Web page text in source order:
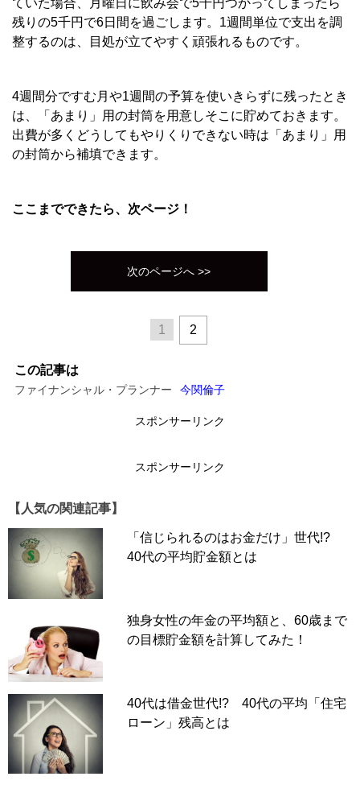
ていた場合、月曜日に飲み会で5千円つかってしまったら
残りの5千円で6日間を過ごします。1週間単位で支出を調
整するのは、目処が立てやすく頑張れるものです。
4週間分ですむ月や1週間の予算を使いきらずに残ったとき
は、「あまり」用の封筒を用意しそこに貯めておきます。
出費が多くどうしてもやりくりできない時は「あまり」用
の封筒から補填できます。
ここまでできたら、次ページ！
次のページへ >>
1 2
この記事は
ファイナンシャル・プランナー 今関倫子
スポンサーリンク
スポンサーリンク
【人気の関連記事】
「信じられるのはお金だけ」世代!?
40代の平均貯金額とは
独身女性の年金の平均額と、60歳まで
の目標貯金額を計算してみた！
40代は借金世代!? 40代の平均「住宅
ローン」残高とは